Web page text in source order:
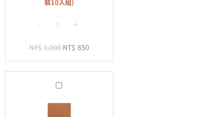
藍
(大
包
10
入
裝10入組)
- +
NT$1,000 NT$ 850
A5